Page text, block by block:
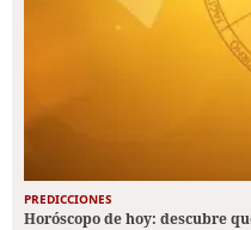
PREDICCIONES
Horóscopo de hoy: descubre